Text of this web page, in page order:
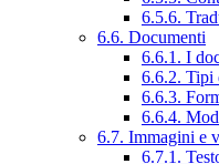
6.5.6.
6.6. Documenti
6.6.1. I
6.6.2. Tipi
6.6.3.
6.6.4.
6.7. Immagini e
6.7.1.